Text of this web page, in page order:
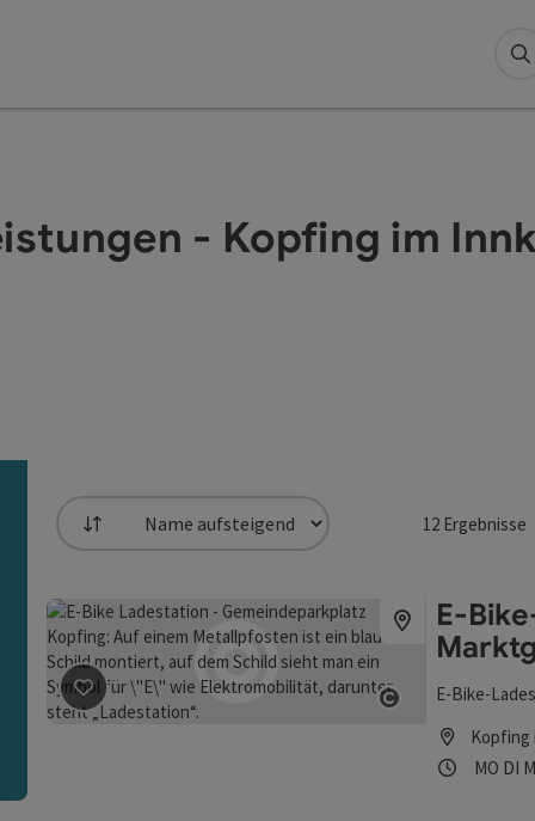
- Kopfing im
Sortierung 12Ergebnisse
Copyright
Beitrag merken : E-Bike-Ladestation
E-
E-Bike-
Kopfing
MO DI